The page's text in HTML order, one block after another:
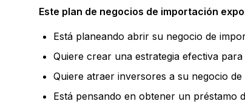
Este plan de negocios de importación
Está planeando abrir su negocio de
Quiere crear una estrategia efectiva
Quiere atraer inversores a su negocio
Está pensando en obtener un préstamo